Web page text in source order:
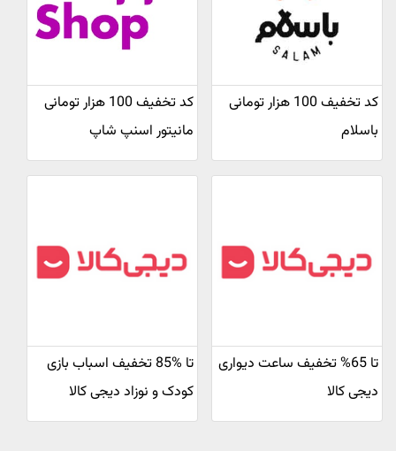
کد تخفیف 100 هزار تومانی
باسلام
کد تخفیف 100 هزار تومانی
مانیتور اسنپ شاپ
تا 65% تخفیف ساعت دیواری
دیجی کالا
تا %85 تخفیف اسباب بازی
کودک و نوزاد دیجی کالا